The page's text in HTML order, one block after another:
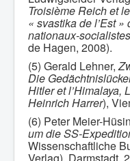
Troisième Reich et
« svastika de l’Est
nationaux-
de Hagen, 2008).
(5) Gerald Lehner,
Die
Hitler et l’Himalaya,
Heinrich Harrer),
(6) Peter Meier-
um die SS-
Wissenschaftliche